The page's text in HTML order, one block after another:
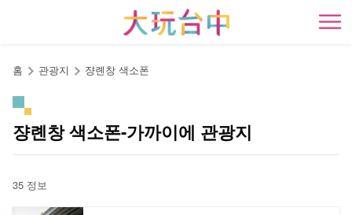
開
홈 관광지 쟝롄창 색소폰
쟝롄창 색소폰-가까이에 관광지
35 정보